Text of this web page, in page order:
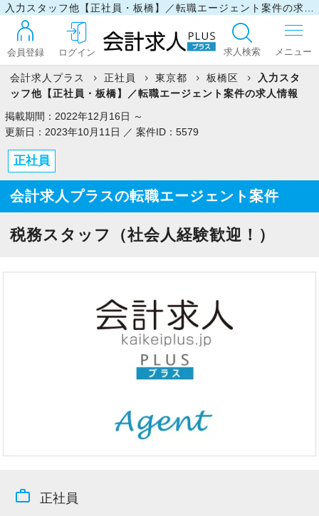
会員登録 ログイン 求人検索
ログイン
今すぐ会員登録
PC版サイトを見る
会計求人プラス 正社員 東京都 板橋区
入力スタ
ッフ他【正社員・板橋】／転職エージェント案件の求人情報
掲載期間：2022年12月16日 ～
更新日：2023年10月11日 ／ 案件ID：5579
正社員
会計求人プラスの転職エージェント案件
税務スタッフ（社会人経験歓迎！）
work_outline 正社員